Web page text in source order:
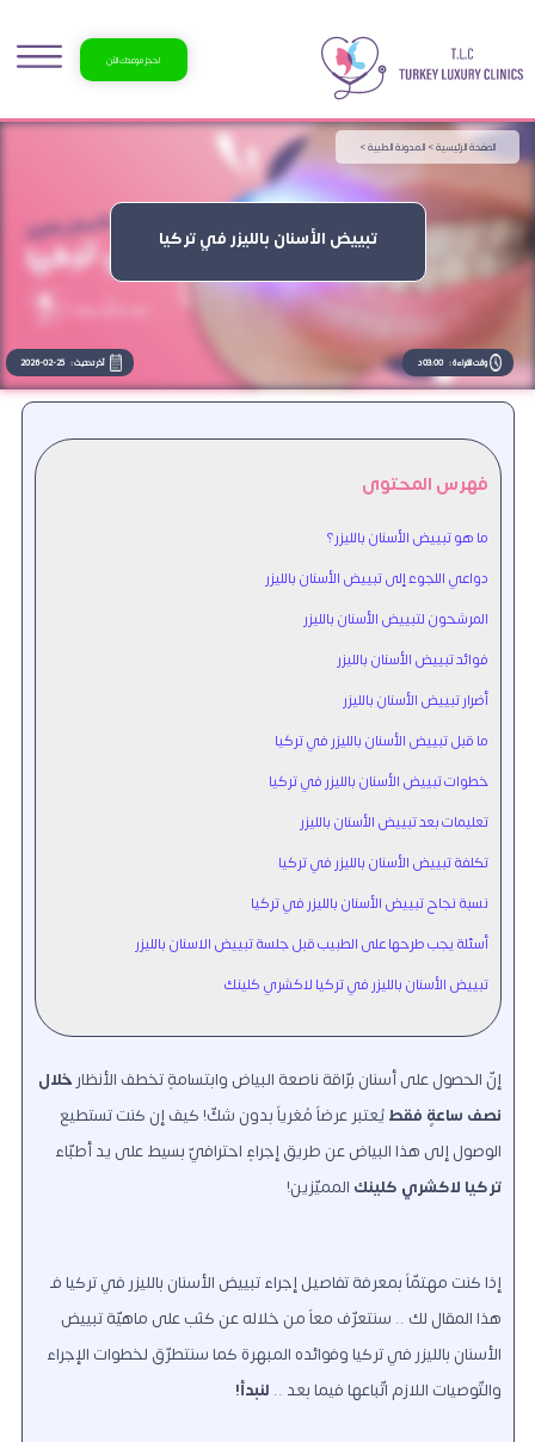
احجز موعدك الآن
تبييض الأسنان بالليزر في تركيا
الصفحة الرئيسية >المدونة الطبية >
وقت القراءة : 03:00 د آخر تحديث : 2026-02-25
فهرس المحتوى
ما هو تبييض الأسنان بالليزر؟
دواعي اللجوء إلى تبييض الأسنان بالليزر
المرشحون لتبييض الأسنان بالليزر
فوائد تبييض الأسنان بالليزر
أضرار تبييض الأسنان بالليزر
ما قبل تبييض الأسنان بالليزر في تركيا
خطوات تبييض الأسنان بالليزر في تركيا
تعليمات بعد تبييض الأسنان بالليزر
تكلفة تبييض الأسنان بالليزر في تركيا
نسبة نجاح تبييض الأسنان بالليزر في تركيا
أسئلة يجب طرحها على الطبيب قبل جلسة تبييض الاسنان بالليزر
تبييض الأسنان بالليزر في تركيا لاكشري كلينك
إنّ الحصول على أسنان برّاقة ناصعة البياض وابتسامةٍ تخطف الأنظار خلال
نصف ساعةٍ فقطيُعتبر عرضاً مُغرياً بدون شكّ! كيف إن كنت تستطيع
الوصول إلى هذا البياض عن طريق إجراءٍ احترافيّ بسيط على يد أطبّاء
تركيا لاكشري كلينك المميّزين!
إذا كنت مهتمّاً بمعرفة تفاصيل إجراء تبييض الأسنان بالليزر في تركيا فـ
هذا المقال لك .. سنتعرّف معاً من خلاله عن كثب على ماهيّة تبييض
الأسنان بالليزر في تركيا وفوائده المبهرة كما سنتطرّق لخطوات الإجراء
والتّوصيات اللازم اتّباعها فيما بعد .. لنبدأ!